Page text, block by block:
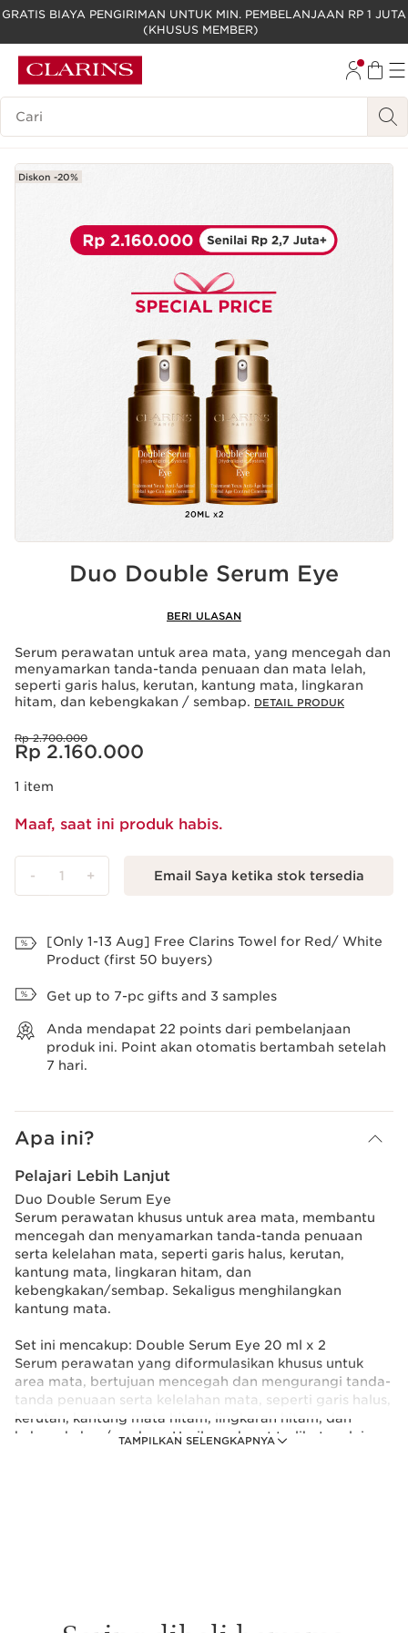
LEWATI KE KONTEN
GO TO FOOTER
GRATIS BIAYA PENGIRIMAN UNTUK MIN. PEMBELANJAAN RP 1 JUTA
(KHUSUS MEMBER)
Legenda Pencarian
Diskon -20%
Duo Double Serum Eye
BERI ULASAN
Serum perawatan untuk area mata, yang mencegah dan
menyamarkan tanda-tanda penuaan dan mata lelah,
seperti garis halus, kerutan, kantung mata, lingkaran
hitam, dan kebengkakan / sembap. DETAIL PRODUK
Harga dahulu Rp 2.700.000
Rp 2.700.000
Harga sekarang Rp 2.160.000
Rp 2.160.000
1 item
Maaf, saat ini produk habis.
- 1 + Email Saya ketika stok tersedia
[Only 1-13 Aug] Free Clarins Towel for Red/ White
Product (first 50 buyers)
Get up to 7-pc gifts and 3 samples
Anda mendapat 22 points dari pembelanjaan
produk ini. Point akan otomatis bertambah setelah
7 hari.
Apa ini?
TAMPILKAN SELENGKAPNYA
Pelajari Lebih Lanjut
Duo Double Serum Eye
Serum perawatan khusus untuk area mata, membantu
mencegah dan menyamarkan tanda-tanda penuaan
serta kelelahan mata, seperti garis halus, kerutan,
kantung mata, lingkaran hitam, dan
kebengkakan/sembap. Sekaligus menghilangkan
kantung mata.
Set ini mencakup: Double Serum Eye 20 ml x 2
Serum perawatan yang diformulasikan khusus untuk
area mata, bertujuan mencegah dan mengurangi tanda-
tanda penuaan serta kelelahan mata, seperti garis halus,
kerutan, kantung mata hitam, lingkaran hitam, dan
kebengkakan/sembap. Hasilnya dapat terlihat mulai